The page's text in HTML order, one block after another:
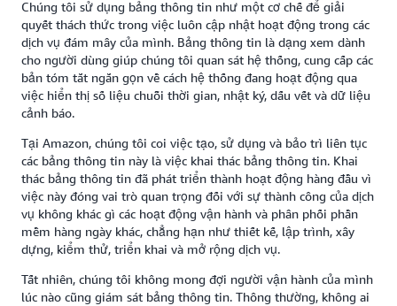
Chúng tôi sử dụng bảng thông tin như một cơ chế để giải
quyết thách thức trong việc luôn cập nhật hoạt động trong các
dịch vụ đám mây của mình. Bảng thông tin là dạng xem dành
cho người dùng giúp chúng tôi quan sát hệ thống, cung cấp các
bản tóm tắt ngắn gọn về cách hệ thống đang hoạt động qua
việc hiển thị số liệu chuỗi thời gian, nhật ký, dấu vết và dữ liệu
cảnh báo.
Tại Amazon, chúng tôi coi việc tạo, sử dụng và bảo trì liên tục
các bảng thông tin này là việc khai thác bảng thông tin. Khai
thác bảng thông tin đã phát triển thành hoạt động hàng đầu vì
việc này đóng vai trò quan trọng đối với sự thành công của dịch
vụ không khác gì các hoạt động vận hành và phân phối phần
mềm hàng ngày khác, chẳng hạn như thiết kế, lập trình, xây
dựng, kiểm thử, triển khai và mở rộng dịch vụ.
Tất nhiên, chúng tôi không mong đợi người vận hành của mình
lúc nào cũng giám sát bảng thông tin. Thông thường, không ai